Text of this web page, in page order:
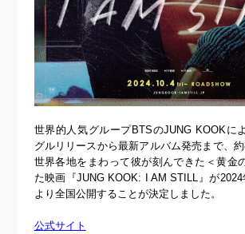
世界的人気グループBTSのJUNG KOOKに
グルリリースから最新アルバム発売まで、
世界各地をまわって彼が刻んできた＜黄金
た映画『JUNG KOOK: I AM STILL』が2024
より全国公開することが決定しました。
公式サイト